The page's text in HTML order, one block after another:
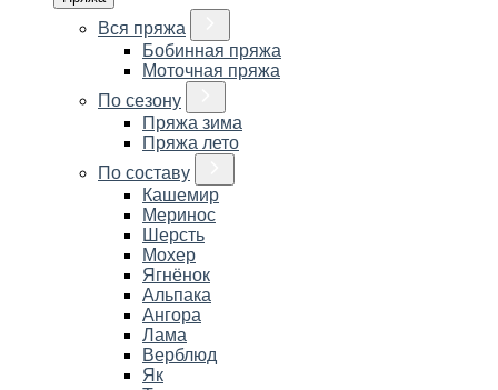
Вся пряжа
Бобинная пряжа
Моточная пряжа
По сезону
Пряжа зима
Пряжа лето
По составу
Кашемир
Меринос
Шерсть
Мохер
Ягнёнок
Альпака
Ангора
Лама
Верблюд
Як